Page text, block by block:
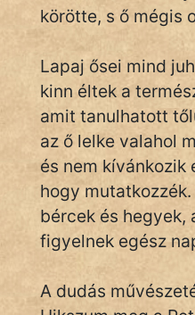
IRODALOM
SZÓLÁS
És
KÖZMONDÁS
körötte, s ő mégis
Lapaj ősei mind
kinn éltek a
amit tanulhatott
az ő lelke valahol
és nem kívánkozik
hogy
bércek és hegyek,
figyelnek egész
A dudás